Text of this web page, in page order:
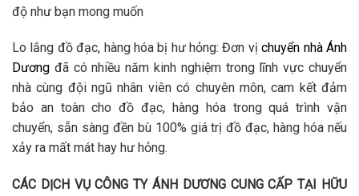
độ như bạn mong muốn
Lo lắng đồ đạc, hàng hóa bị hư hỏng: Đơn vịchuyển nhà Ánh
Dương đã có nhiều năm kinh nghiệm trong lĩnh vực chuyển
nhà cùng đội ngũ nhân viên có chuyên môn, cam kết đảm
bảo an toàn cho đồ đạc, hàng hóa trong quá trình vận
chuyển, sẵn sàng đền bù 100% giá trị đồ đạc, hàng hóa nếu
xảy ra mất mát hay hư hỏng.
CÁC DỊCH VỤ CÔNG TY ÁNH DƯƠNG CUNG CẤP TẠI HỮU